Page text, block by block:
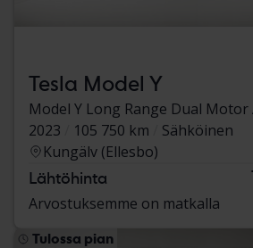
Tesla Model Y
Model Y Long Range Dual Motor
2023
105 750 km
Sähköinen
Kungälv (Ellesbo)
Lähtöhinta
Arvostuksemme on matkalla
Tulossa pian